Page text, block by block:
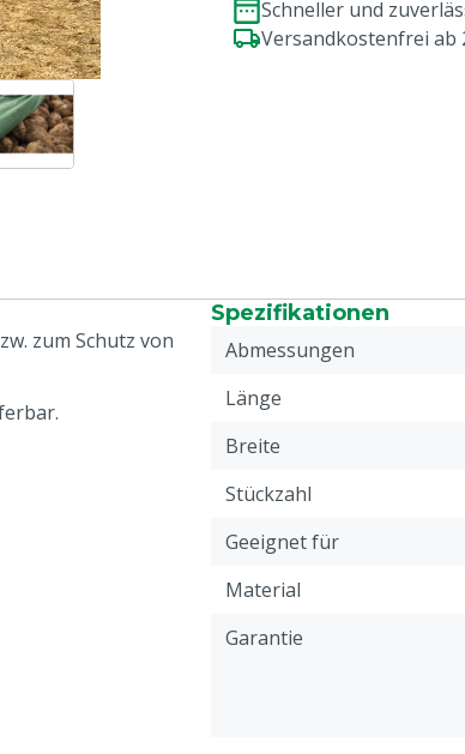
Schneller und
Versandkostenfrei ab
zum Schutz von
Spezifikationen
Abmessungen
Länge
Breite
Stückzahl
Geeignet für
Material
Garantie